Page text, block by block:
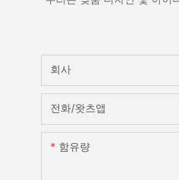
회사
전화/왓츠앱
함유량